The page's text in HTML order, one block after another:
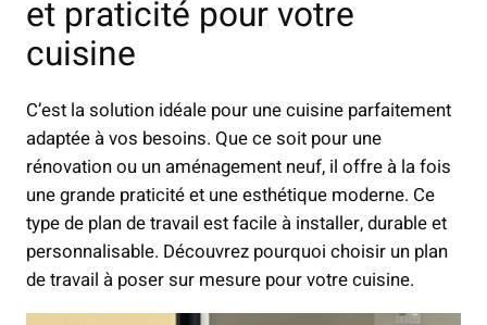
et praticité pour votre
cuisine
C’est la solution idéale pour une cuisine parfaitement
adaptée à vos besoins. Que ce soit pour une
rénovation ou un aménagement neuf, il offre à la fois
une grande praticité et une esthétique moderne. Ce
type de plan de travail est facile à installer, durable et
personnalisable. Découvrez pourquoi choisir un plan
de travail à poser sur mesure pour votre cuisine.